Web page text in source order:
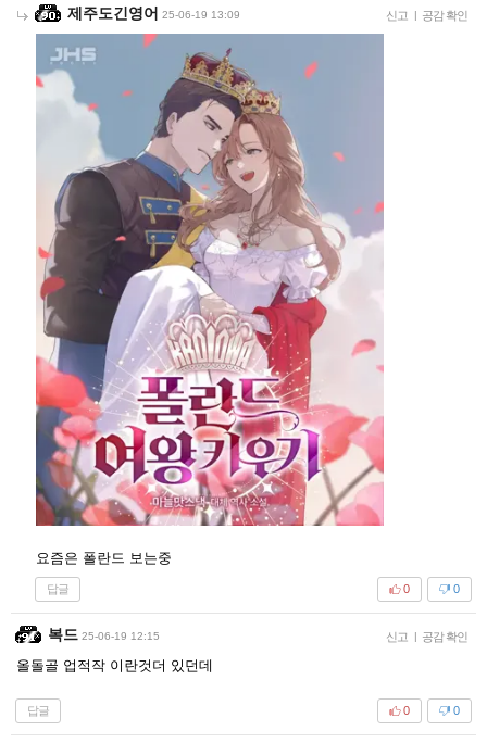
제주도긴영어 25-06-19 13:09 신고 공감 확인
요즘은 폴란드 보는중
답글 0
0
복드 25-06-19 12:15 신고 | 공감 확인
올돌골 업적작 이란것더 있던데
답글 0
0